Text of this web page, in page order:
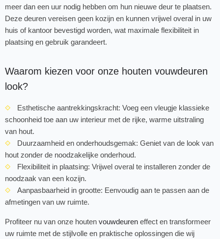
meer dan een uur nodig hebben om hun nieuwe deur te plaatsen.
Deze deuren vereisen geen kozijn en kunnen vrijwel overal in uw
huis of kantoor bevestigd worden, wat maximale flexibiliteit in
plaatsing en gebruik garandeert.
Waarom kiezen voor onze houten vouwdeuren
look?
Esthetische aantrekkingskracht: Voeg een vleugje klassieke
schoonheid toe aan uw interieur met de rijke, warme uitstraling
van hout.
Duurzaamheid en onderhoudsgemak: Geniet van de look van
hout zonder de noodzakelijke onderhoud.
Flexibiliteit in plaatsing: Vrijwel overal te installeren zonder de
noodzaak van een kozijn.
Aanpasbaarheid in grootte: Eenvoudig aan te passen aan de
afmetingen van uw ruimte.
Profiteer nu van onze houten vouwdeuren effect en transformeer
uw ruimte met de stijlvolle en praktische oplossingen die wij